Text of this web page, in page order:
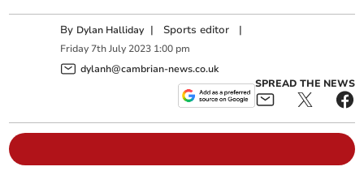
By Dylan Halliday | Sports editor |
Friday 7th July 2023 1:00 pm
dylanh@cambrian-news.co.uk
SPREAD THE NEWS